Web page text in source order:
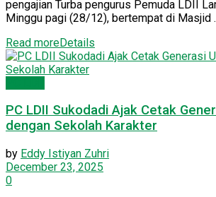
pengajian Turba pengurus Pemuda LDII
Minggu pagi (28/12), bertempat di Masjid
Read moreDetails
PC LDII Sukodadi Ajak Cetak
dengan Sekolah Karakter
by Eddy Istiyan Zuhri
December 23, 2025
0